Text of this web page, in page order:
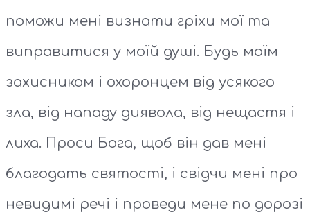
поможи мені визнати гріхи мої та
виправитися у моїй душі. Будь моїм
захисником і охоронцем від усякого
зла, від нападу диявола, від нещастя і
лиха. Проси Бога, щоб він дав мені
благодать святості, і свідчи мені про
невидимі речі і проведи мене по дорозі